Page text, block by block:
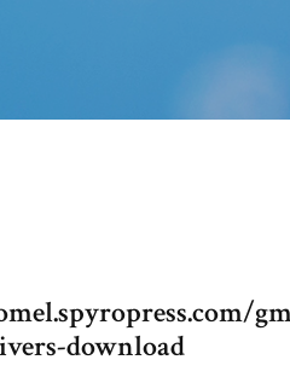
download